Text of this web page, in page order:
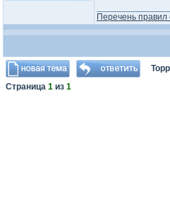
Перечень
Страница 1 из 1